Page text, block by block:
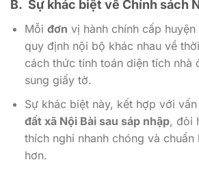
B. Sự khác biệt về Chính sách
Mỗi đơn vị hành chính cấp
quy định nội bộ khác nhau về
cách thức tính toán diện tích nhà
sung giấy tờ.
Sự khác biệt này, kết hợp với
đất xã Nội Bài sau sáp nhập, đòi
thích nghi nhanh chóng và
hơn.